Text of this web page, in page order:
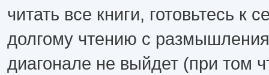
читать все книги, готовьтесь к
долгому чтению с
диагонале не выйдет (при том